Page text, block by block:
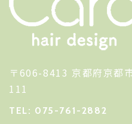
〒606-8413 京都府京都
111
TEL: 075-761-2882